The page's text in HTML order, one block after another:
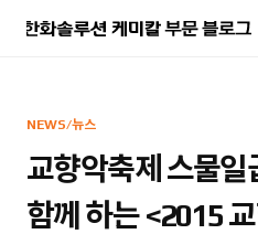
NEWS/뉴스
교향악축제 스물일
함께 하는 <2015